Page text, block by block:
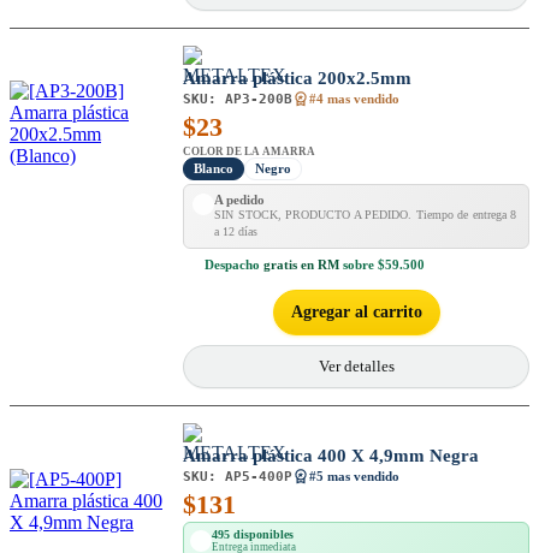
Amarra plástica 200x2.5mm
SKU: AP3-200B #4 mas vendido
$23
COLOR DE LA AMARRA
Blanco Negro
A pedido
SIN STOCK, PRODUCTO A PEDIDO. Tiempo de entrega 8
a 12 días
Despacho gratis en RM sobre $59.500
Agregar al carrito
Ver detalles
Amarra plástica 400 X 4,9mm Negra
SKU: AP5-400P #5 mas vendido
$131
495 disponibles
Entrega inmediata